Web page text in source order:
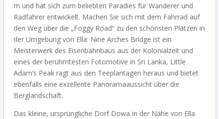
m und hat sich zum beliebten Paradies für Wanderer und
Radfahrer entwickelt. Machen Sie sich mit dem Fahrrad auf
den Weg über die „Foggy Road“ zu den schönsten Plätzen in
der Umgebung von Ella: Nine Arches Bridge ist ein
Meisterwerk des Eisenbahnbaus aus der Kolonialzeit und
eines der berühmtesten Fotomotive in Sri Lanka, Little
Adam’s Peak ragt aus den Teeplantagen heraus und bietet
ebenfalls eine exzellente Panoramaaussicht über die
Berglandschaft.
Das kleine, ursprüngliche Dorf Dowa in der Nähe von Ella